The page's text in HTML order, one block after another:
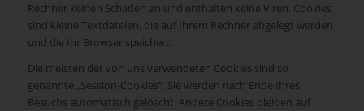
Rechner keinen Schaden an und enthalten keine Viren. Cookies
sind kleine Textdateien, die auf Ihrem Rechner abgelegt werden
und die Ihr Browser speichert.
Die meisten der von uns verwendeten Cookies sind so
genannte „Session-Cookies“. Sie werden nach Ende Ihres
Besuchs automatisch gelöscht. Andere Cookies bleiben auf